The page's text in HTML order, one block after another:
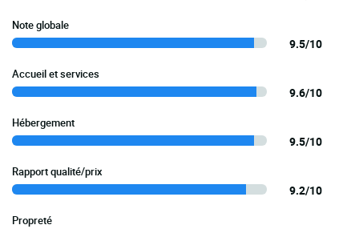
Note globale
9.5/10
Accueil et services
9.6/10
Hébergement
9.5/10
Rapport qualité/prix
9.2/10
Propreté